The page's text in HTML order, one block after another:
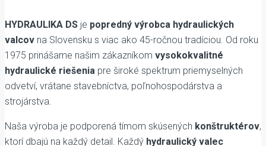
HYDRAULIKA DS je popredný výrobca hydraulických
valcov na Slovensku s viac ako 45-ročnou tradíciou. Od roku
1975 prinášame našim zákazníkom vysokokvalitné
hydraulické riešenia pre široké spektrum priemyselných
odvetví, vrátane stavebníctva, poľnohospodárstva a
strojárstva.
Naša výroba je podporená tímom skúsených konštruktérov,
ktorí dbajú na každý detail. Každý hydraulický valec